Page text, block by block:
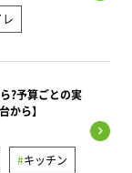
換気
5LDK以上
レ
ット
寝室
?予算ごとの実
から】
キッチン